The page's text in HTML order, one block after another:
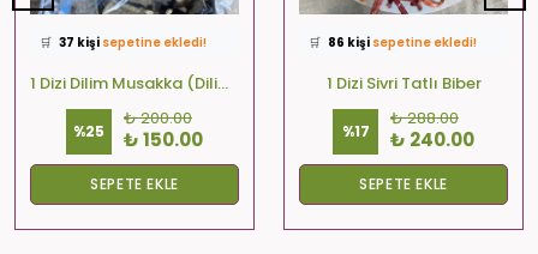
⭐️ Bu ürünü572 kişifavoriledi!
🛒 37 kişi sepetine ekledi!
satıldı
1 Dizi Dilim Musakka (Dilim-Kare-Yuvarlak)
%25
₺ 200.00
₺ 150.00
SEPETE EKLE
⭐️ Bu ürünü499 kişifavoriledi!
🛒 86 kişi sepetine ekledi!
1 Dizi Sivri Tatlı Biber
%17
₺ 288.00
₺ 240.00
SEPETE EKLE